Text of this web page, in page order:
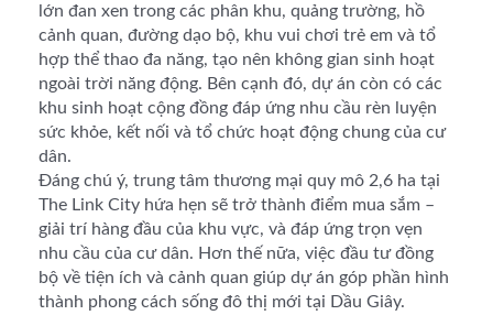
lớn đan xen trong các phân khu, quảng trường, hồ
cảnh quan, đường dạo bộ, khu vui chơi trẻ em và tổ
hợp thể thao đa năng, tạo nên không gian sinh hoạt
ngoài trời năng động. Bên cạnh đó, dự án còn có các
khu sinh hoạt cộng đồng đáp ứng nhu cầu rèn luyện
sức khỏe, kết nối và tổ chức hoạt động chung của cư
dân.
Đáng chú ý, trung tâm thương mại quy mô 2,6 ha tại
The Link City hứa hẹn sẽ trở thành điểm mua sắm –
giải trí hàng đầu của khu vực, và đáp ứng trọn vẹn
nhu cầu của cư dân. Hơn thế nữa, việc đầu tư đồng
bộ về tiện ích và cảnh quan giúp dự án góp phần hình
thành phong cách sống đô thị mới tại Dầu Giây.